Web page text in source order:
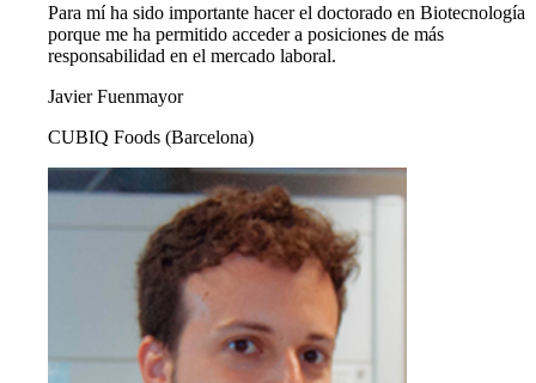
Para mí ha sido importante hacer el doctorado en Biotecnología
porque me ha permitido acceder a posiciones de más
responsabilidad en el mercado laboral.
Javier Fuenmayor
CUBIQ Foods (Barcelona)